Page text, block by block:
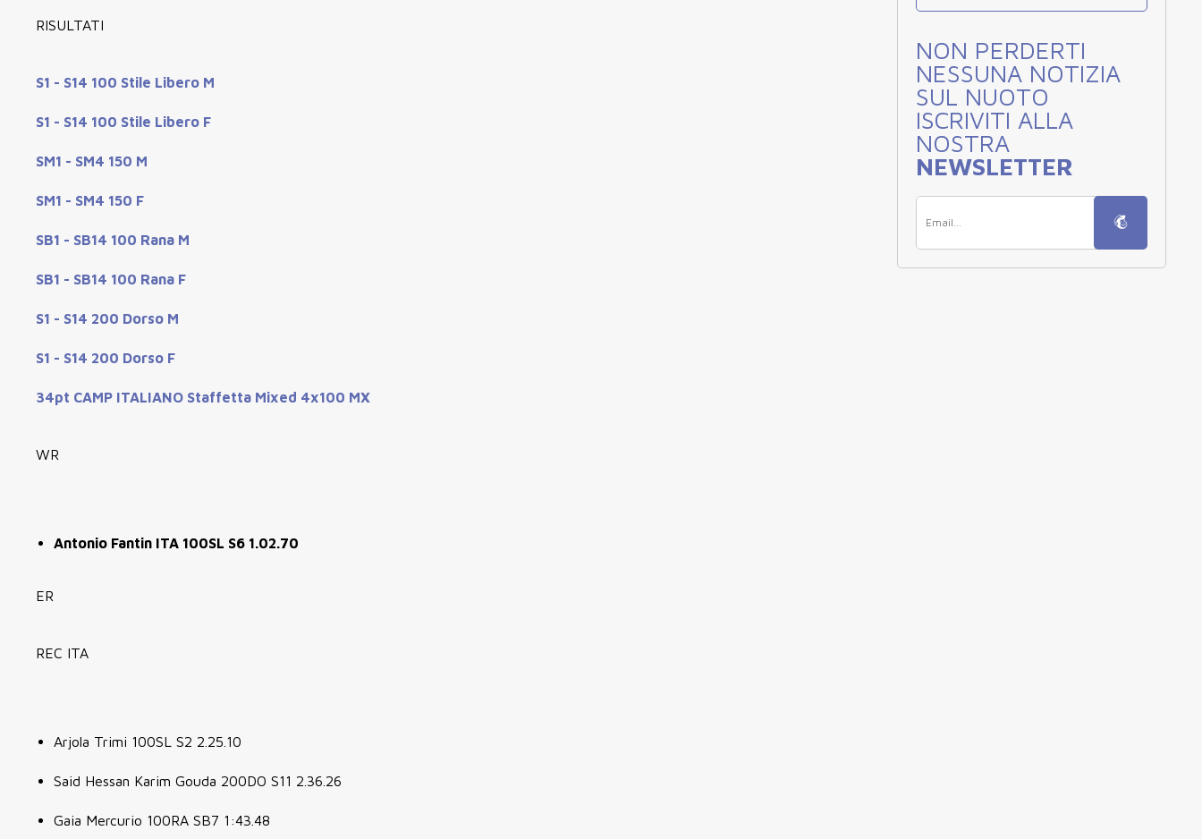
RISULTATI
S1 - S14 100 Stile Libero M
S1 - S14 100 Stile Libero F
SM1 - SM4 150 M
SM1 - SM4 150 F
SB1 - SB14 100 Rana M
SB1 - SB14 100 Rana F
S1 - S14 200 Dorso M
S1 - S14 200 Dorso F
34pt CAMP ITALIANO Staffetta Mixed 4x100 MX
WR
Antonio Fantin ITA 100SL S6 1.02.70
ER
REC ITA
Arjola Trimi 100SL S2 2.25.10
Said Hessan Karim Gouda 200DO S11 2.36.26
Gaia Mercurio 100RA SB7 1:43.48
NON PERDERTI
NESSUNA NOTIZIA
SUL NUOTO
ISCRIVITI ALLA
NOSTRA
NEWSLETTER